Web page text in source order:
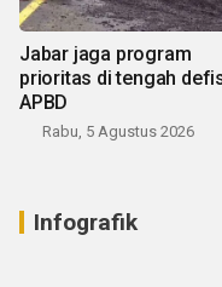
Jabar jaga program
prioritas di tengah
APBD
Rabu, 5 Agustus 2026
Infografik